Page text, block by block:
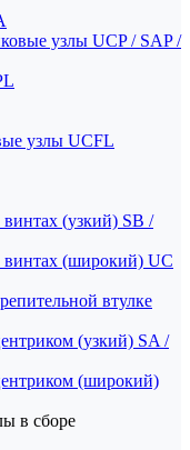
узлы UCP / SAP /
узлы UCFL
(узкий) SB /
(широкий) UC
втулке
(узкий) SA /
(широкий)
в сборе